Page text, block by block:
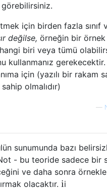
görebilirsiniz.
için birden fazla sınıf
değilse, örneğin bir örnek
biri veya tümü
kullanmanız
için (yazılı bir rakam
olmalıdır)
—
sunumunda bazı
- bu teoride sadece bir
ve daha sonra
olacaktır. ii